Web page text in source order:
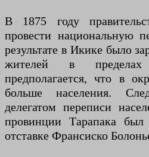
В 1875 году
провести национальную
результате в Икике было
жителей в пределах
предполагается, что в
больше населения.
делегатом переписи
провинции Тарапака был
отставке Франсиско